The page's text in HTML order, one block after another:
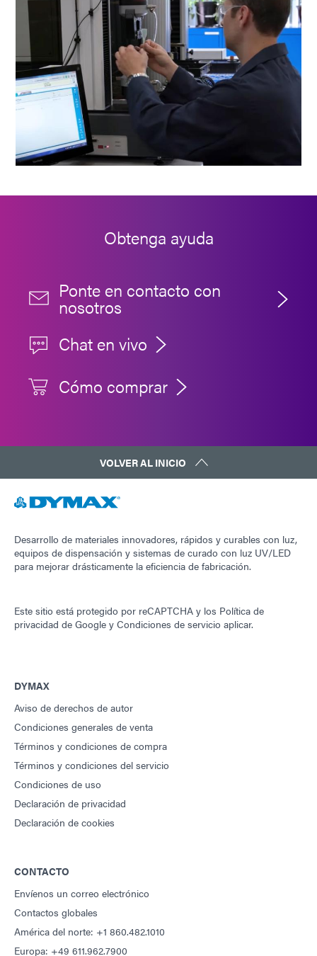
Obtenga ayuda
Ponte en contacto con
nosotros
Chat en vivo
Cómo comprar
VOLVER AL INICIO
Desarrollo de materiales innovadores, rápidos y curables con luz,
equipos de dispensación y sistemas de curado con luz UV/LED
para mejorar drásticamente la eficiencia de fabricación.
Este sitio está protegido por reCAPTCHA y los Política de
privacidad de Google y Condiciones de servicio aplicar.
DYMAX
Aviso de derechos de autor
Condiciones generales de venta
Términos y condiciones de compra
Términos y condiciones del servicio
Condiciones de uso
Declaración de privacidad
Declaración de cookies
CONTACTO
Envíenos un correo electrónico
Contactos globales
América del norte: +1 860.482.1010
Europa: +49 611.962.7900